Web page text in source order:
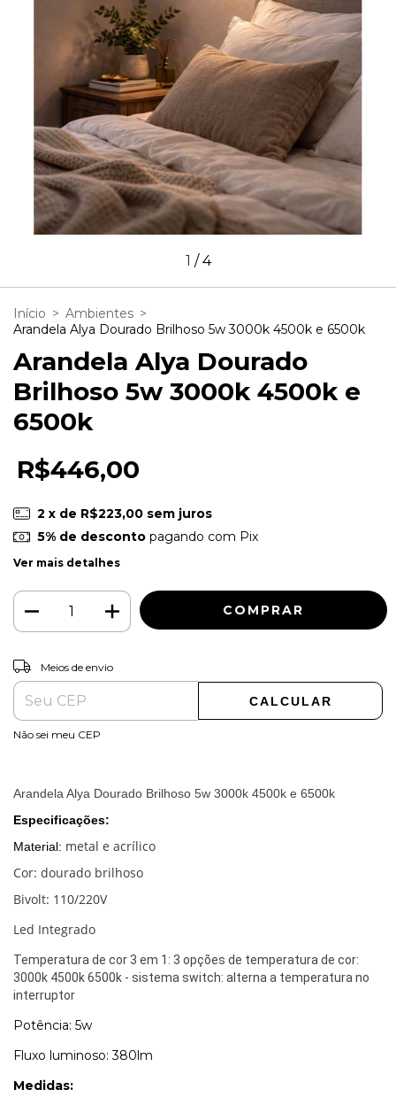
1 /4
Início > Ambientes >
Arandela Alya Dourado Brilhoso 5w 3000k 4500k e 6500k
Arandela Alya Dourado
Brilhoso 5w 3000k 4500k e
6500k
R$446,00
2 x de R$223,00 sem juros
5% de descontopagando com Pix
Ver mais detalhes
Entregas para o CEP:
Meios de envio
CALCULAR
Não sei meu CEP
Arandela Alya Dourado Brilhoso 5w 3000k 4500k e 6500k
Especificações:
Material: metal e acrílico
Cor: dourado brilhoso
Bivolt: 110/220V
Led Integrado
Temperatura de cor 3 em 1: 3 opções de temperatura de cor:
3000k 4500k 6500k - sistema switch: alterna a temperatura no
interruptor
Potência: 5w
Fluxo luminoso: 380lm
Medidas: